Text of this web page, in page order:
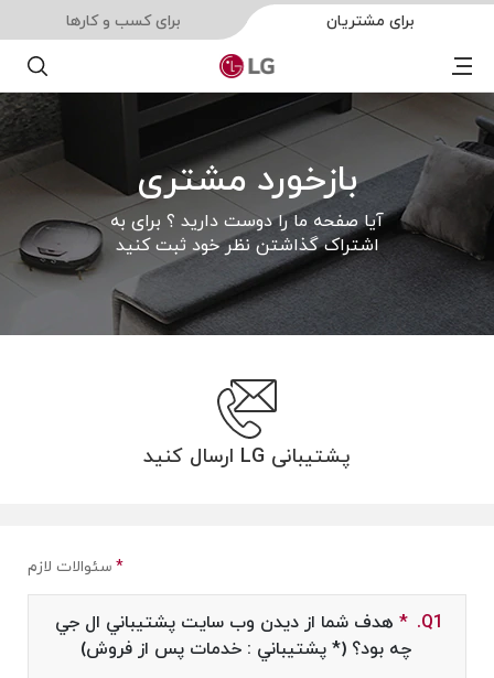
برای مشتریان برای کسب و کارها
Menu جستجو
بازخورد مشتری
آیا صفحه ما را دوست دارید ؟ برای به
اشتراک گذاشتن نظر خود ثبت کنید
پشتیبانی LG ارسال کنید
* سئوالات لازم
Q1.
*
Required field
هدف شما از ديدن وب سايت پشتيباني ال جي
چه بود؟ (* پشتيباني : خدمات پس از فروش)